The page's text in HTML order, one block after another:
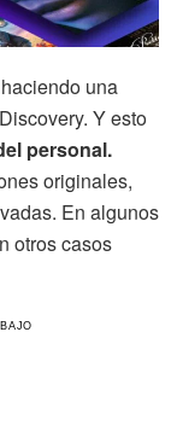
una
Y esto
personal.
originales,
En algunos
otros casos